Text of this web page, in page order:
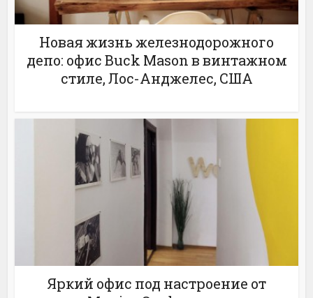
Новая жизнь железнодорожного
депо: офис Buck Mason в винтажном
стиле, Лос-Анджелес, США
Яркий офис под настроение от